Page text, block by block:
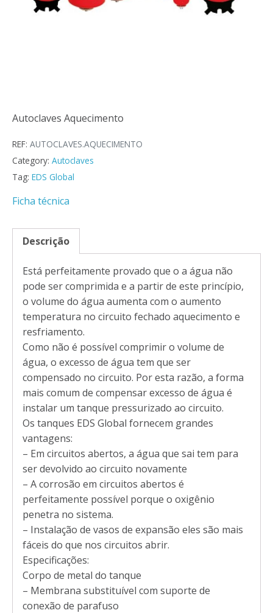
Autoclaves Aquecimento
REF: AUTOCLAVES.AQUECIMENTO
Category: Autoclaves
Tag: EDS Global
Ficha técnica
Descrição
Está perfeitamente provado que o a água não
pode ser comprimida e a partir de este princípio,
o volume do água aumenta com o aumento
temperatura no circuito fechado aquecimento e
resfriamento.
Como não é possível comprimir o volume de
água, o excesso de água tem que ser
compensado no circuito. Por esta razão, a forma
mais comum de compensar excesso de água é
instalar um tanque pressurizado ao circuito.
Os tanques EDS Global fornecem grandes
vantagens:
– Em circuitos abertos, a água que sai tem para
ser devolvido ao circuito novamente
– A corrosão em circuitos abertos é
perfeitamente possível porque o oxigênio
penetra no sistema.
– Instalação de vasos de expansão eles são mais
fáceis do que nos circuitos abrir.
Especificações:
Corpo de metal do tanque
– Membrana substituível com suporte de
conexão de parafuso